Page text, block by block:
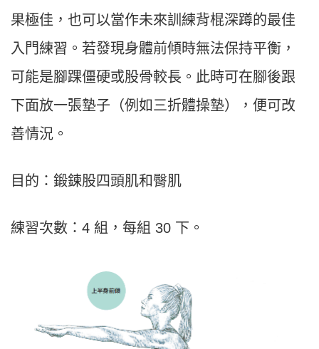
果極佳，也可以當作未來訓練背棍深蹲的最佳
入門練習。若發現身體前傾時無法保持平衡，
可能是腳踝僵硬或股骨較長。此時可在腳後跟
下面放一張墊子（例如三折體操墊），便可改
善情況。
目的：鍛鍊股四頭肌和臀肌
練習次數：4 組，每組 30 下。